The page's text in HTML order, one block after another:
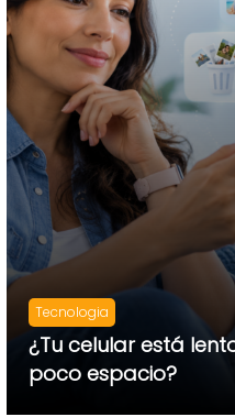
Tecnologia
¿Tu celular está
poco espacio?